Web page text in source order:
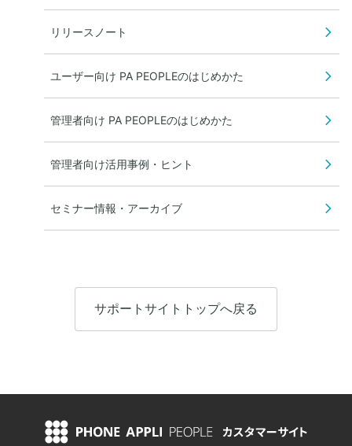
リリースノート
ユーザー向け PA PEOPLEのはじめかた
管理者向け PA PEOPLEのはじめかた
管理者向け活用事例・ヒント
セミナー情報・アーカイブ
サポートサイトトップへ戻る